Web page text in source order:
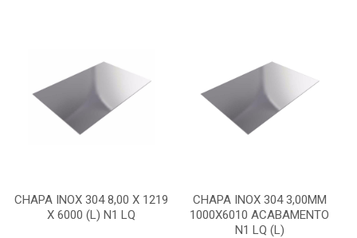
CHAPA INOX 304 8,00 X 1219
X 6000 (L) N1 LQ
CHAPA INOX 304 3,00MM
1000X6010 ACABAMENTO
N1 LQ (L)